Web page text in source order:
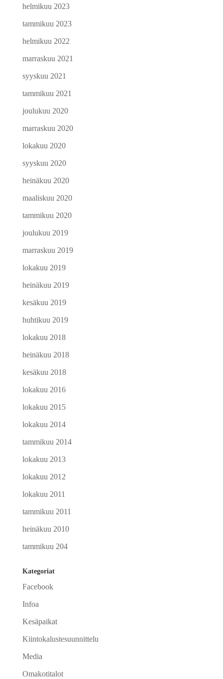
helmikuu 2023
tammikuu 2023
helmikuu 2022
marraskuu 2021
syyskuu 2021
tammikuu 2021
joulukuu 2020
marraskuu 2020
lokakuu 2020
syyskuu 2020
heinäkuu 2020
maaliskuu 2020
tammikuu 2020
joulukuu 2019
marraskuu 2019
lokakuu 2019
heinäkuu 2019
kesäkuu 2019
huhtikuu 2019
lokakuu 2018
heinäkuu 2018
kesäkuu 2018
lokakuu 2016
lokakuu 2015
lokakuu 2014
tammikuu 2014
lokakuu 2013
lokakuu 2012
lokakuu 2011
tammikuu 2011
heinäkuu 2010
tammikuu 204
Kategoriat
Facebook
Infoa
Kesäpaikat
Kiintokalustesuunnittelu
Media
Omakotitalot